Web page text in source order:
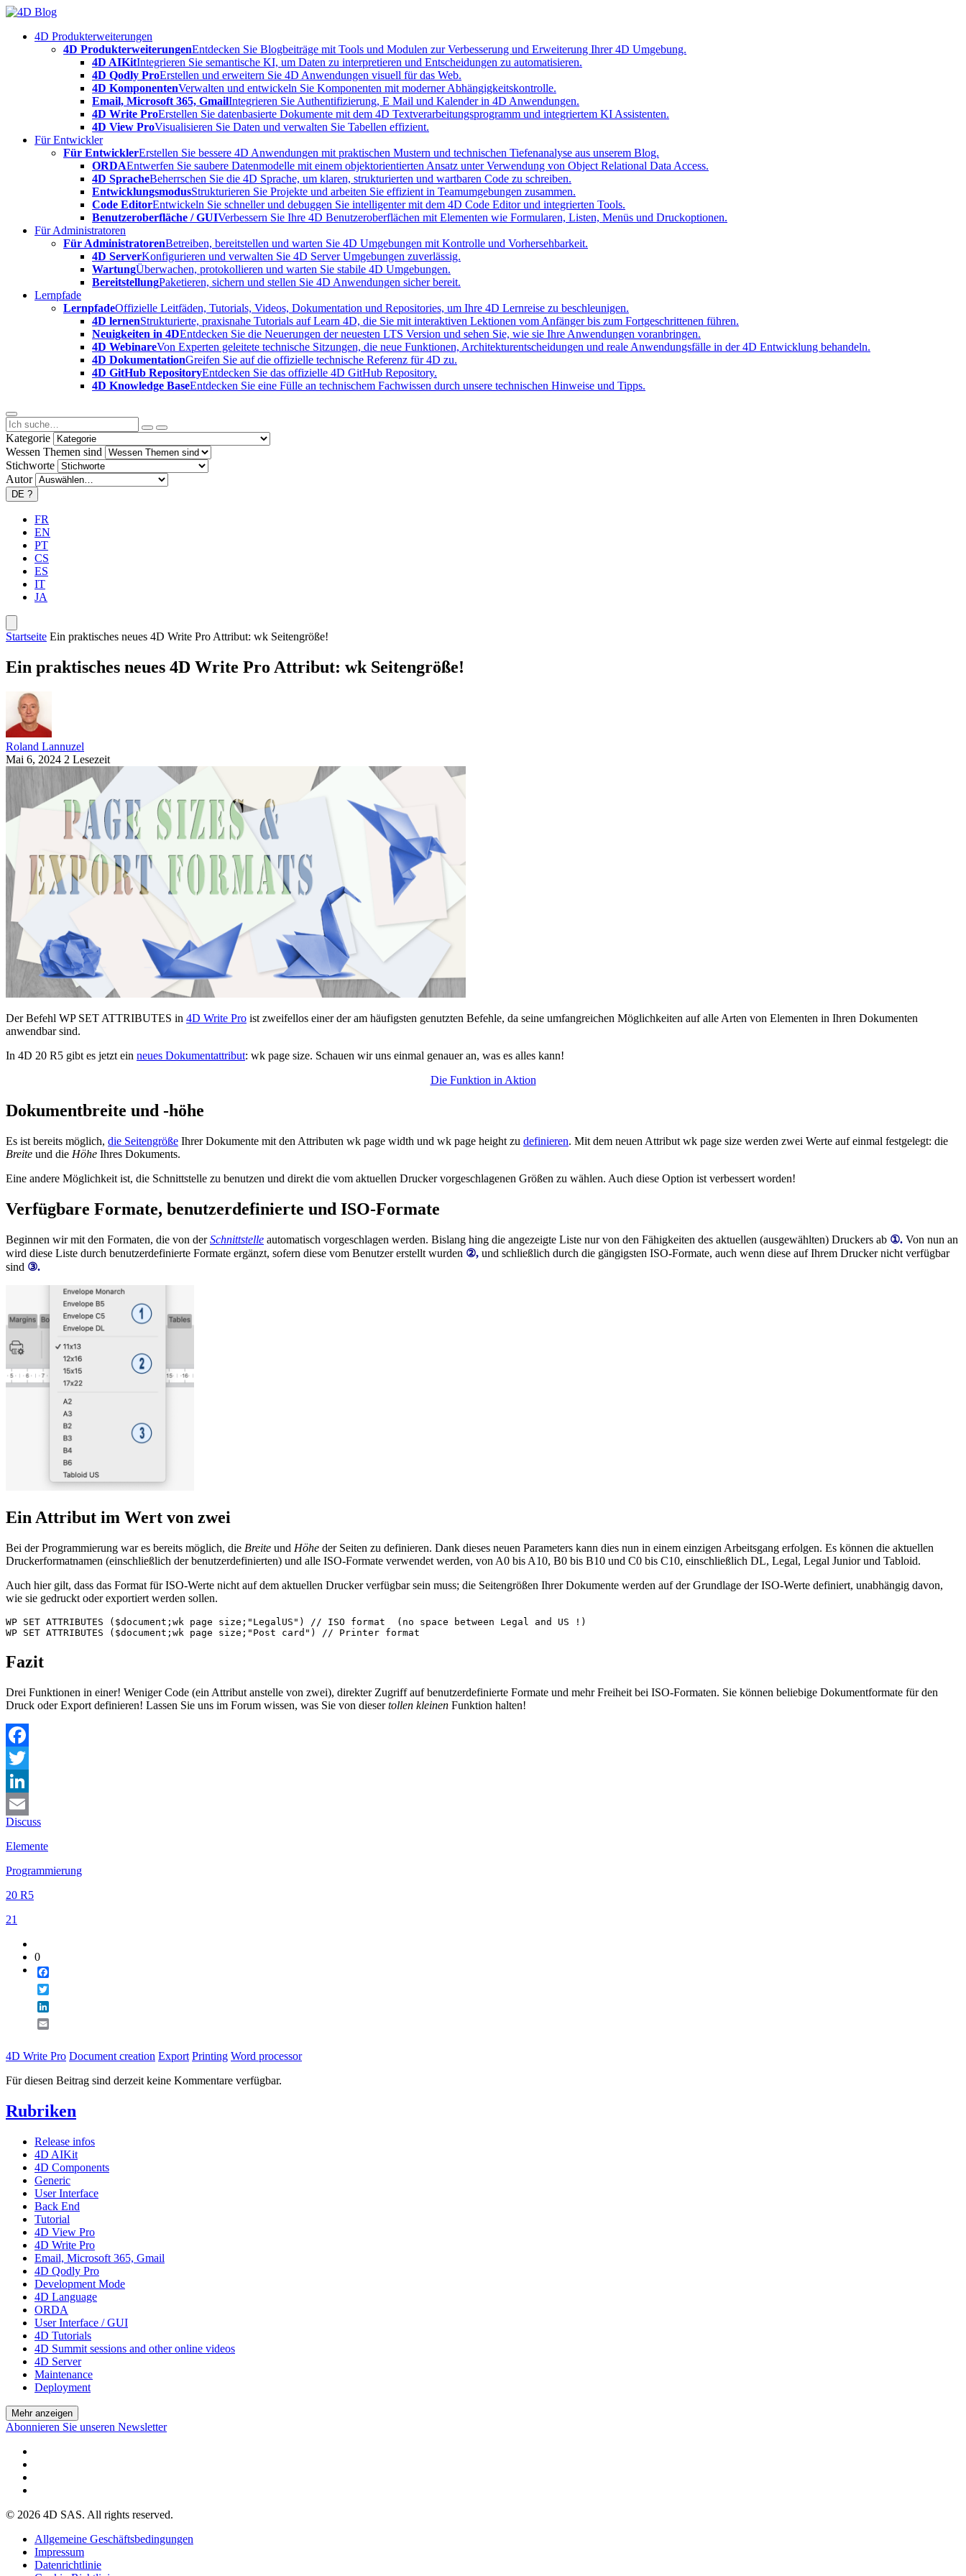
Skip
content4D Produkterweiterungen
4D ProdukterweiterungenEntdecken Sie Blogbeiträge mit Tools und Modulen zur Verbesserung und Erweiterung Ihrer 4D Umgebung.
4D AIKitIntegrieren Sie semantische KI, um Daten zu interpretieren und Entscheidungen zu automatisieren.
4D Qodly ProErstellen und erweitern Sie 4D Anwendungen visuell für das Web.
4D KomponentenVerwalten und entwickeln Sie Komponenten mit moderner Abhängigkeitskontrolle.
Email, Microsoft 365, GmailIntegrieren Sie Authentifizierung, E Mail und Kalender in 4D Anwendungen.
4D Write ProErstellen Sie datenbasierte Dokumente mit dem 4D Textverarbeitungsprogramm und integriertem KI Assistenten.
4D View ProVisualisieren Sie Daten und verwalten Sie Tabellen effizient.
Für Entwickler
Für EntwicklerErstellen Sie bessere 4D Anwendungen mit praktischen Mustern und technischen Tiefenanalyse aus unserem Blog.
ORDAEntwerfen Sie saubere Datenmodelle mit einem objektorientierten Ansatz unter Verwendung von Object Relational Data Access.
4D SpracheBeherrschen Sie die 4D Sprache, um klaren, strukturierten und wartbaren Code zu schreiben.
EntwicklungsmodusStrukturieren Sie Projekte und arbeiten Sie effizient in Teamumgebungen zusammen.
Code EditorEntwickeln Sie schneller und debuggen Sie intelligenter mit dem 4D Code Editor und integrierten Tools.
Benutzeroberfläche / GUIVerbessern Sie Ihre 4D Benutzeroberflächen mit Elementen wie Formularen, Listen, Menüs und Druckoptionen.
Für Administratoren
Für AdministratorenBetreiben, bereitstellen und warten Sie 4D Umgebungen mit Kontrolle und Vorhersehbarkeit.
4D ServerKonfigurieren und verwalten Sie 4D Server Umgebungen zuverlässig.
WartungÜberwachen, protokollieren und warten Sie stabile 4D Umgebungen.
BereitstellungPaketieren, sichern und stellen Sie 4D Anwendungen sicher bereit.
Lernpfade
LernpfadeOffizielle Leitfäden, Tutorials, Videos, Dokumentation und Repositories, um Ihre 4D Lernreise zu beschleunigen.
4D lernenStrukturierte, praxisnahe Tutorials auf Learn 4D, die Sie mit interaktiven Lektionen vom Anfänger bis zum Fortgeschrittenen führen.
Neuigkeiten in 4DEntdecken Sie die Neuerungen der neuesten LTS Version und sehen Sie, wie sie Ihre Anwendungen voranbringen.
4D WebinareVon Experten geleitete technische Sitzungen, die neue Funktionen, Architekturentscheidungen und reale Anwendungsfälle in der 4D Entwicklung behandeln.
4D DokumentationGreifen Sie auf die offizielle technische Referenz für 4D zu.
4D GitHub RepositoryEntdecken Sie das offizielle 4D GitHub Repository.
4D Knowledge BaseEntdecken Sie eine Fülle an technischem Fachwissen durch unsere technischen Hinweise und Tipps.
Kategorie
Wessen Themen sind
Stichworte
Autor
DE ?
FR
EN
PT
CS
ES
IT
JA
Startseite Ein praktisches neues 4D Write Pro Attribut: wk Seitengröße!
Ein praktisches neues 4D Write Pro Attribut: wk Seitengröße!
Roland Lannuzel
Mai 6, 2024 2 Lesezeit
Der Befehl WP SET ATTRIBUTES in 4D Write Pro ist zweifellos einer der am häufigsten genutzten Befehle, da seine umfangreichen Möglichkeiten auf alle Arten von Elementen in Ihren Dokumenten
anwendbar sind.
In 4D 20 R5 gibt es jetzt ein neues Dokumentattribut: wk page size. Schauen wir uns einmal genauer an, was es alles kann!
Die Funktion in Aktion
Dokumentbreite und -höhe
Es ist bereits möglich, die Seitengröße Ihrer Dokumente mit den Attributen wk page width und wk page height zu definieren. Mit dem neuen Attribut wk page size werden zwei Werte auf einmal festgelegt: die
Breite und die Höhe Ihres Dokuments.
Eine andere Möglichkeit ist, die Schnittstelle zu benutzen und direkt die vom aktuellen Drucker vorgeschlagenen Größen zu wählen. Auch diese Option ist verbessert worden!
Verfügbare Formate, benutzerdefinierte und ISO-Formate
Beginnen wir mit den Formaten, die von derSchnittstelle automatisch vorgeschlagen werden. Bislang hing die angezeigte Liste nur von den Fähigkeiten des aktuellen (ausgewählten) Druckers ab ①. Von nun an
wird diese Liste durch benutzerdefinierte Formate ergänzt, sofern diese vom Benutzer erstellt wurden ②, und schließlich durch die gängigsten ISO-Formate, auch wenn diese auf Ihrem Drucker nicht verfügbar
sind ③.
Ein Attribut im Wert von zwei
Bei der Programmierung war es bereits möglich, die Breite und Höhe der Seiten zu definieren. Dank dieses neuen Parameters kann dies nun in einem einzigen Arbeitsgang erfolgen. Es können die aktuellen
Druckerformatnamen (einschließlich der benutzerdefinierten) und alle ISO-Formate verwendet werden, von A0 bis A10, B0 bis B10 und C0 bis C10, einschließlich DL, Legal, Legal Junior und Tabloid.
Auch hier gilt, dass das Format für ISO-Werte nicht auf dem aktuellen Drucker verfügbar sein muss; die Seitengrößen Ihrer Dokumente werden auf der Grundlage der ISO-Werte definiert, unabhängig davon,
wie sie gedruckt oder exportiert werden sollen.
WP SET ATTRIBUTES ($document;wk page size;"LegalUS") // ISO format  (no space between Legal and US !)
WP SET ATTRIBUTES ($document;wk page size;"Post card") // Printer format
Fazit
Drei Funktionen in einer! Weniger Code (ein Attribut anstelle von zwei), direkter Zugriff auf benutzerdefinierte Formate und mehr Freiheit bei ISO-Formaten. Sie können beliebige Dokumentformate für den
Druck oder Export definieren! Lassen Sie uns im Forum wissen, was Sie von diesertollen kleinen Funktion halten!
Facebook
Twitter
LinkedIn
Email
Discuss
Elemente
Programmierung
20 R5
21
0
4D Write Pro Document creation Export Printing Word processor
Für diesen Beitrag sind derzeit keine Kommentare verfügbar.
Rubriken
Release infos
4D AIKit
4D Components
Generic
User Interface
Back End
Tutorial
4D View Pro
4D Write Pro
Email, Microsoft 365, Gmail
4D Qodly Pro
Development Mode
4D Language
ORDA
User Interface / GUI
4D Tutorials
4D Summit sessions and other online videos
4D Server
Maintenance
Deployment
Mehr anzeigen
Abonnieren Sie unseren Newsletter
© 2026 4D SAS. All rights reserved.
Allgemeine Geschäftsbedingungen
Impressum
Datenrichtlinie